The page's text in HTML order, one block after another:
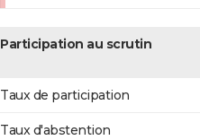
Participation au scrutin
Taux de participation
Taux d'abstention